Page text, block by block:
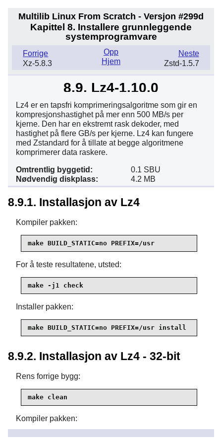
Multilib Linux From Scratch - Versjon #299d
Kapittel 8. Installere grunnleggende
systemprogramvare
Forrige
Xz-5.8.3
Neste
Zstd-1.5.7
Opp
Hjem
8.9. Lz4-1.10.0
Lz4 er en tapsfri komprimeringsalgoritme som gir en
kompresjonshastighet på mer enn 500 MB/s per
kjerne. Den har en ekstremt rask dekoder, med
hastighet på flere GB/s per kjerne. Lz4 kan fungere
med Zstandard for å tillate at begge algoritmene
komprimerer data raskere.
Omtrentlig byggetid:
0.1 SBU
Nødvendig diskplass:
4.2 MB
8.9.1. Installasjon av Lz4
Kompiler pakken:
make BUILD_STATIC=no PREFIX=/usr
For å teste resultatene, utsted:
make -j1 check
Installer pakken:
make BUILD_STATIC=no PREFIX=/usr install
8.9.2. Installasjon av Lz4 - 32-bit
Rens forrige bygg:
make clean
Kompiler pakken:
CC="gcc -m32" make BUILD_STATIC=no -C lib